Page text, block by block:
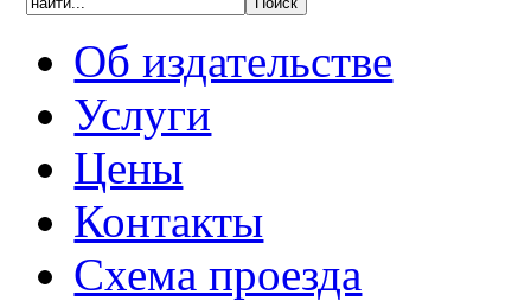
Об издательстве
Услуги
Цены
Контакты
Схема проезда